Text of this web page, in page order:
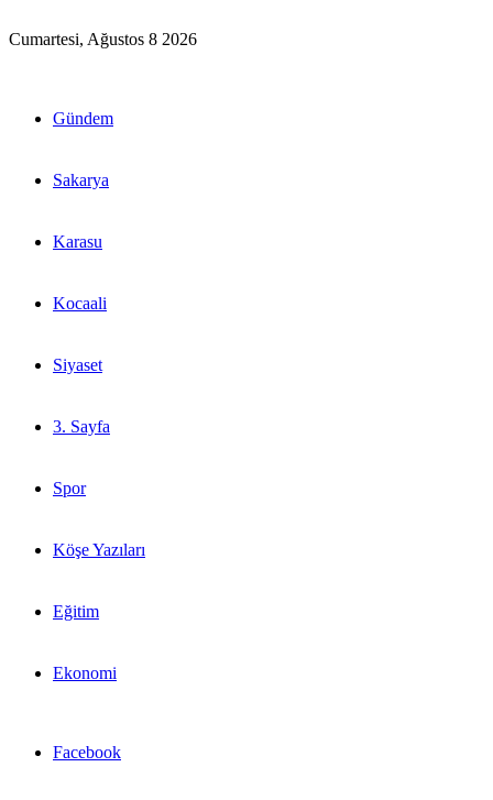
Cumartesi, Ağustos 8 2026
Gündem
Sakarya
Karasu
Kocaali
Siyaset
3. Sayfa
Spor
Köşe Yazıları
Eğitim
Ekonomi
Facebook